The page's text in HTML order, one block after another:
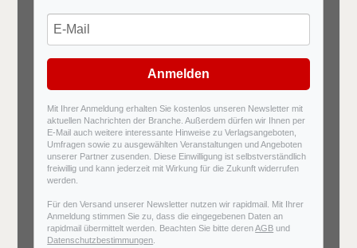
Anmelden
Mit Ihrer Anmeldung erhalten Sie kostenlos unseren Newsletter mit
aktuellen Nachrichten der Branche. Außerdem dürfen wir Ihnen per
E-Mail auch weitere interessante Hinweise zu Verlagsangeboten,
Umfragen sowie zu ausgewählten Veranstaltungen und Angeboten
unserer Partner zusenden. Diese Einwilligung ist selbstverständlich
freiwillig und kann jederzeit mit Wirkung für die Zukunft widerrufen
werden.
Für den Versand unserer Newsletter nutzen wir rapidmail. Mit Ihrer
Anmeldung stimmen Sie zu, dass die eingegebenen Daten an
rapidmail übermittelt werden. Beachten Sie bitte derenAGB und
Datenschutzbestimmungen